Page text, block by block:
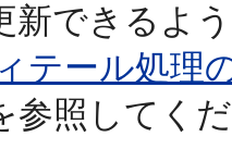
新できるよ
テール処理
参照してく